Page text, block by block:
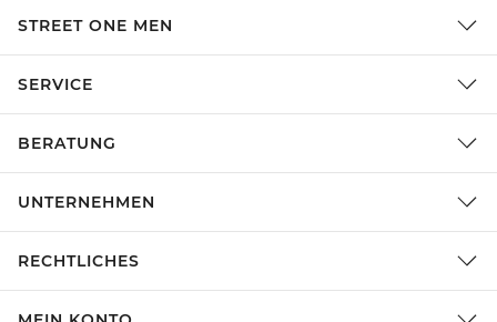
STREET ONE MEN
SERVICE
BERATUNG
UNTERNEHMEN
RECHTLICHES